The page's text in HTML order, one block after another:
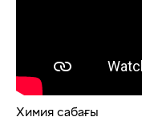
Химия сабағы